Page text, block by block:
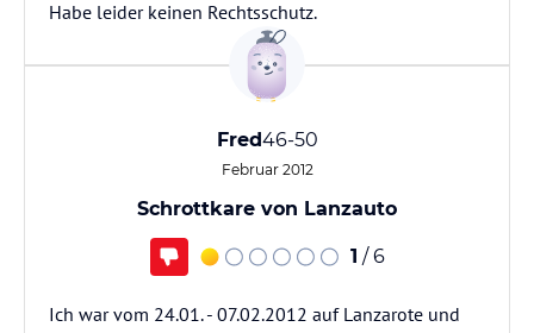
Habe leider keinen Rechtsschutz.
Fred46-50
Februar 2012
Schrottkare von Lanzauto
1 / 6
Ich war vom 24.01. - 07.02.2012 auf Lanzarote und